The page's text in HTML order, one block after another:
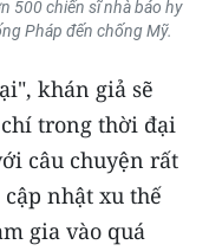
500 chiến sĩ nhà báo hy
Pháp đến chống Mỹ.
khán giả sẽ
trong thời đại
câu chuyện rất
nhật xu thế
gia vào quá